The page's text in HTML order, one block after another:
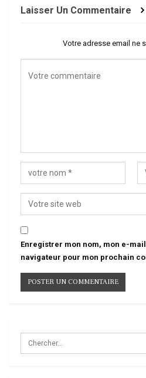
Laisser Un Commentaire
Votre adresse email ne
Enregistrer mon nom, mon e-
navigateur pour mon prochain